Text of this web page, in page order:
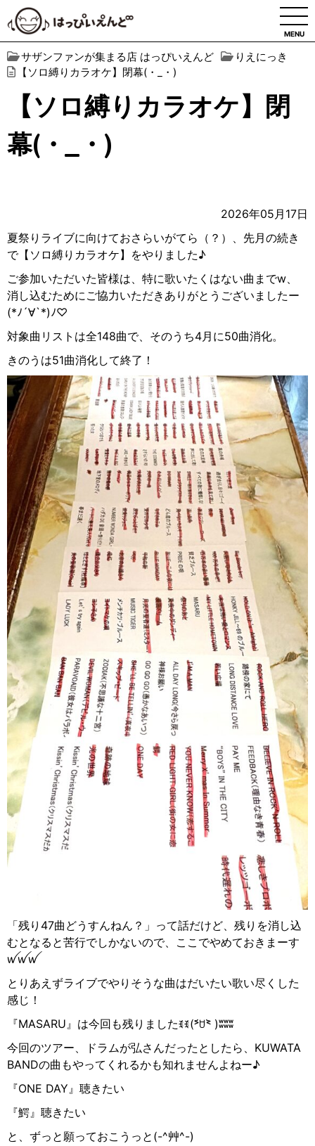
MENU
サザンファンが集まる店 はっぴいえんど
りえにっき
【ソロ縛りカラオケ】閉幕(・_・)
【ソロ縛りカラオケ】閉
幕(・_・)
2026年05月17日
夏祭りライブに向けておさらいがてら（？）、先月の続き
で【ソロ縛りカラオケ】をやりました♪
ご参加いただいた皆様は、特に歌いたくはない曲までw、
消し込むためにご協力いただきありがとうございましたー
(*ﾉ ´∀`*)ﾉ♡
対象曲リストは全148曲で、そのうち4月に50曲消化。
きのうは51曲消化して終了！
「残り47曲どうすんねん？」って話だけど、残りを消し込
むとなると苦行でしかないので、ここでやめておきまーす
ꪝꪝꪝ
とりあえずライブでやりそうな曲はだいたい歌い尽くした
感じ！
『MASARU』は今回も残りましたꉂꉂ(˃᷄ꇴ˂᷅ )ʬʬʬ
今回のツアー、ドラムが弘さんだったとしたら、KUWATA
BANDの曲もやってくれるかも知れませんよねー♪
『ONE DAY』聴きたい
『鰐』聴きたい
と、ずっと願っておこうっと(-^艸^-)